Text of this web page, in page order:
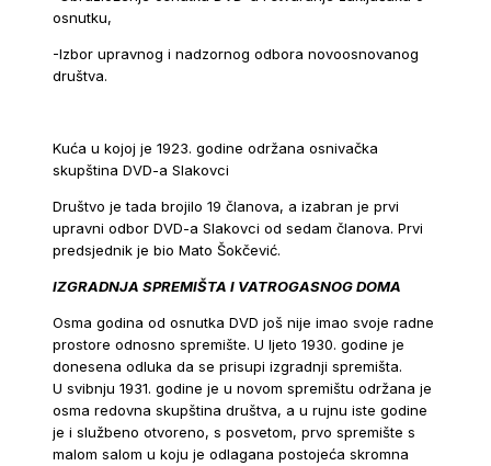
osnutku,
-Izbor upravnog i nadzornog odbora novoosnovanog
društva.
Kuća u kojoj je 1923. godine održana osnivačka
skupština DVD-a Slakovci
Društvo je tada brojilo 19 članova, a izabran je prvi
upravni odbor DVD-a Slakovci od sedam članova. Prvi
predsjednik je bio Mato Šokčević.
IZGRADNJA SPREMIŠTA I VATROGASNOG DOMA
Osma godina od osnutka DVD još nije imao svoje radne
prostore odnosno spremište. U ljeto 1930. godine je
donesena odluka da se prisupi izgradnji spremišta.
U svibnju 1931. godine je u novom spremištu održana je
osma redovna skupština društva, a u rujnu iste godine
je i službeno otvoreno, s posvetom, prvo spremište s
malom salom u koju je odlagana postojeća skromna